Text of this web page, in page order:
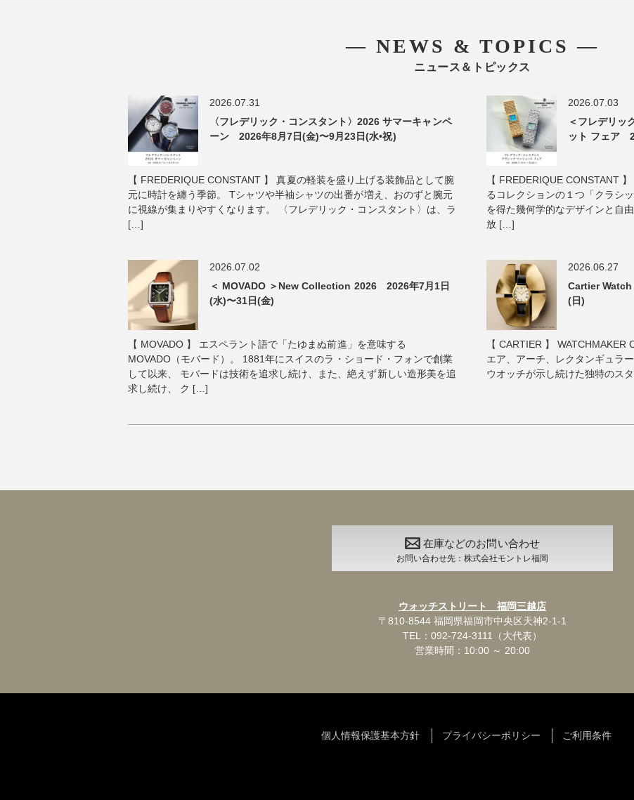
― NEWS & TOPICS ―
ニュース＆トピックス
2026.07.31
〈フレデリック・コンスタント〉2026 サマーキャンペ
ーン 2026年8月7日(金)〜9月23日(水•祝)
【 FREDERIQUE CONSTANT 】 真夏の軽装を盛り上げる装飾品として腕
元に時計を纏う季節。 Tシャツや半袖シャツの出番が増え、おのずと腕元
に視線が集まりやすくなります。 〈フレデリック・コンスタント〉は、ラ
[…]
2026.07.03
＜フレデリッ
ット フェア
【 FREDERIQUE CONSTANT
るコレクションの１つ「クラシ
を得た幾何学的なデザインと自
放 […]
2026.07.02
＜ MOVADO ＞New Collection 2026 2026年7月1日
(水)〜31日(金)
【 MOVADO 】 エスペラント語で「たゆまぬ前進」を意味する
MOVADO（モバード）。 1881年にスイスのラ・ショード・フォンで創業
して以来、 モバードは技術を追求し続け、また、絶えず新しい造形美を追
求し続け、 ク […]
2026.06.27
Cartier
(日)
【 CARTIER 】
エア、アーチ、レクタンギュラ
ウオッチが示し続けた独特のス
在庫などのお問い合わせ
お問い合わせ先：株式会社モントレ福岡
ウォッチストリート 福岡三越店
〒810-8544 福岡県福岡市中央区天神2-1-1
TEL：092-724-3111（大代表）
営業時間：10:00 ～ 20:00
個人情報保護基本方針 プライバシーポリシー ご利用条件